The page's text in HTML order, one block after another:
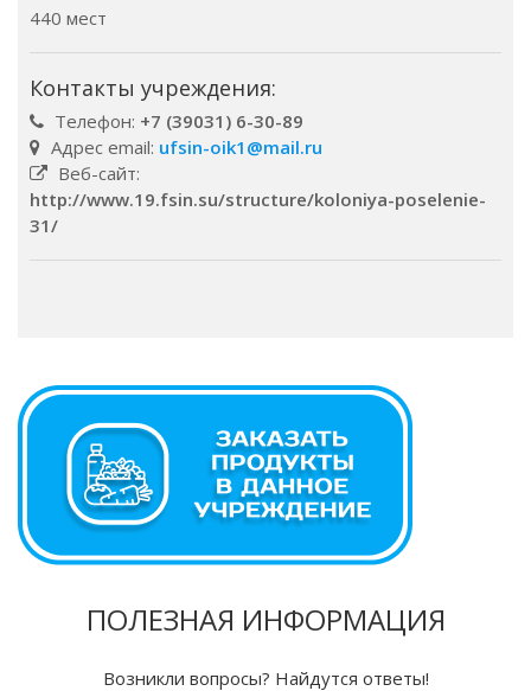
440 мест
Контакты учреждения:
Телефон: +7 (39031) 6-30-89
Адрес email: ufsin-oik1@mail.ru
Веб-сайт:
http://www.19.fsin.su/structure/koloniya-poselenie-
31/
ПОЛЕЗНАЯ ИНФОРМАЦИЯ
Возникли вопросы? Найдутся ответы!